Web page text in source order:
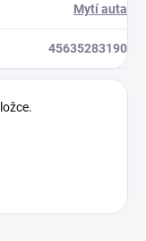
Mytí auta
45635283190